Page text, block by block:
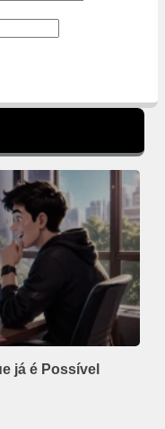
já é Possível